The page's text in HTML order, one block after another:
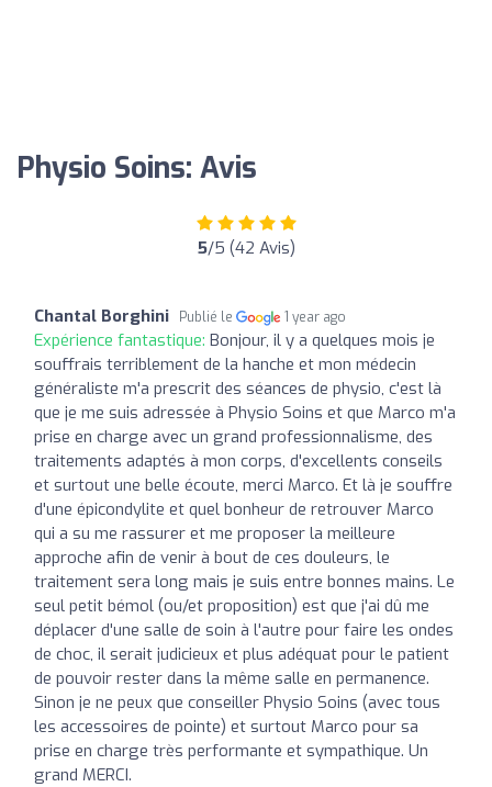
Physio Soins: Avis
5/5 (42 Avis)
Chantal Borghini Publié le 1 year ago
Expérience fantastique: Bonjour, il y a quelques mois je
souffrais terriblement de la hanche et mon médecin
généraliste m'a prescrit des séances de physio, c'est là
que je me suis adressée à Physio Soins et que Marco m'a
prise en charge avec un grand professionnalisme, des
traitements adaptés à mon corps, d'excellents conseils
et surtout une belle écoute, merci Marco. Et là je souffre
d'une épicondylite et quel bonheur de retrouver Marco
qui a su me rassurer et me proposer la meilleure
approche afin de venir à bout de ces douleurs, le
traitement sera long mais je suis entre bonnes mains. Le
seul petit bémol (ou/et proposition) est que j'ai dû me
déplacer d'une salle de soin à l'autre pour faire les ondes
de choc, il serait judicieux et plus adéquat pour le patient
de pouvoir rester dans la même salle en permanence.
Sinon je ne peux que conseiller Physio Soins (avec tous
les accessoires de pointe) et surtout Marco pour sa
prise en charge très performante et sympathique. Un
grand MERCI.